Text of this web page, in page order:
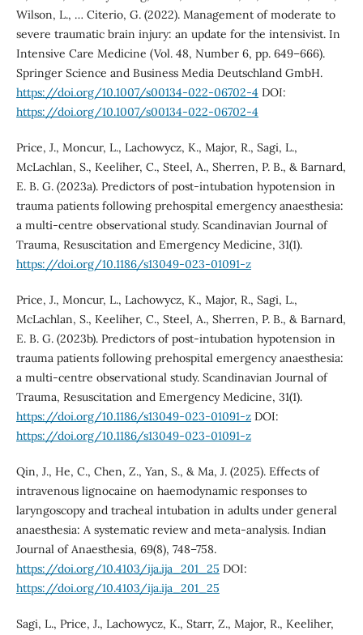
Wilson, L., … Citerio, G. (2022). Management of moderate to
severe traumatic brain injury: an update for the intensivist. In
Intensive Care Medicine (Vol. 48, Number 6, pp. 649–666).
Springer Science and Business Media Deutschland GmbH.
https://doi.org/10.1007/s00134-022-06702-4 DOI:
https://doi.org/10.1007/s00134-022-06702-4
Price, J., Moncur, L., Lachowycz, K., Major, R., Sagi, L.,
McLachlan, S., Keeliher, C., Steel, A., Sherren, P. B., & Barnard,
E. B. G. (2023a). Predictors of post-intubation hypotension in
trauma patients following prehospital emergency anaesthesia:
a multi-centre observational study. Scandinavian Journal of
Trauma, Resuscitation and Emergency Medicine, 31(1).
https://doi.org/10.1186/s13049-023-01091-z
Price, J., Moncur, L., Lachowycz, K., Major, R., Sagi, L.,
McLachlan, S., Keeliher, C., Steel, A., Sherren, P. B., & Barnard,
E. B. G. (2023b). Predictors of post-intubation hypotension in
trauma patients following prehospital emergency anaesthesia:
a multi-centre observational study. Scandinavian Journal of
Trauma, Resuscitation and Emergency Medicine, 31(1).
https://doi.org/10.1186/s13049-023-01091-zDOI:
https://doi.org/10.1186/s13049-023-01091-z
Qin, J., He, C., Chen, Z., Yan, S., & Ma, J. (2025). Effects of
intravenous lignocaine on haemodynamic responses to
laryngoscopy and tracheal intubation in adults under general
anaesthesia: A systematic review and meta-analysis. Indian
Journal of Anaesthesia, 69(8), 748–758.
https://doi.org/10.4103/ija.ija_201_25 DOI:
https://doi.org/10.4103/ija.ija_201_25
Sagi, L., Price, J., Lachowycz, K., Starr, Z., Major, R., Keeliher,